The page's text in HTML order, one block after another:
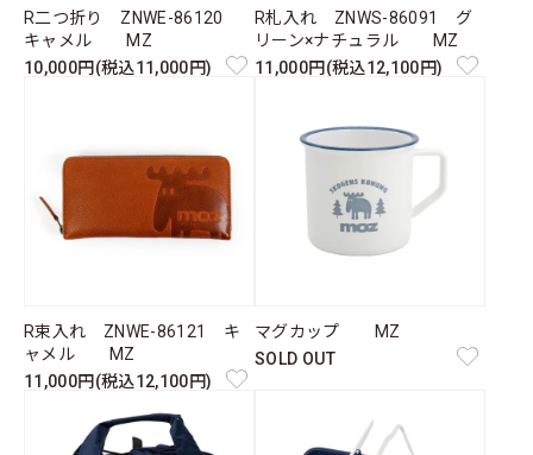
R二つ折り ZNWE-86120
キャメル MZ
10,000円(税込11,000円)
R札入れ ZNWS-86091 グ
リーン×ナチュラル MZ
11,000円(税込12,100円)
R束入れ ZNWE-86121 キ
ャメル MZ
11,000円(税込12,100円)
マグカップ MZ
SOLD OUT